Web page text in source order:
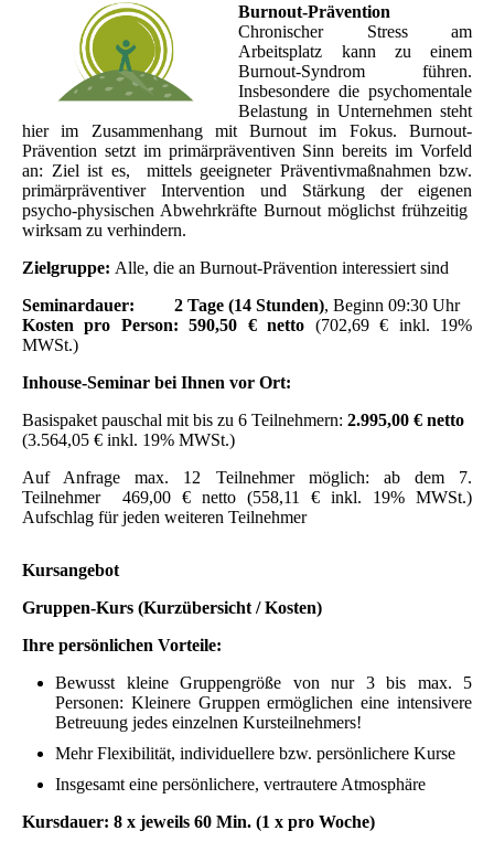
Burnout-Prävention
Chronischer Stress am
Arbeitsplatz kann zu einem
Burnout-Syndrom führen.
Insbesondere die psychomentale
Belastung in Unternehmen steht
hier im Zusammenhang mit Burnout im Fokus. Burnout-
Prävention setzt im primärpräventiven Sinn bereits im Vorfeld
an: Ziel ist es, mittels geeigneter Präventivmaßnahmen bzw.
primärpräventiver Intervention und Stärkung der eigenen
psycho-physischen Abwehrkräfte Burnout möglichst frühzeitig
wirksam zu verhindern.
Zielgruppe: Alle, die an Burnout-Prävention interessiert sind
Seminardauer: 2 Tage (14 Stunden), Beginn 09:30 Uhr
Kostenpro Person:590,50 € netto (702,69 € inkl. 19%
MWSt.)
Inhouse-Seminar bei Ihnen vor Ort:
Basispaket pauschal mit bis zu 6 Teilnehmern: 2.995,00 € netto
(3.564,05 € inkl. 19% MWSt.)
Auf Anfrage max. 12 Teilnehmer möglich: ab dem 7.
Teilnehmer 469,00 € netto (558,11 € inkl. 19% MWSt.)
Aufschlag für jeden weiteren Teilnehmer
Kursangebot
Gruppen-Kurs (Kurzübersicht / Kosten)
Ihre persönlichen Vorteile:
Bewusst kleine Gruppengröße von nur 3 bis max. 5
Personen: Kleinere Gruppen ermöglichen eine intensivere
Betreuung jedes einzelnen Kursteilnehmers!
Mehr Flexibilität, individuellere bzw. persönlichere Kurse
Insgesamt eine persönlichere, vertrautere Atmosphäre
Kursdauer: 8 x jeweils 60 Min. (1 x pro Woche)